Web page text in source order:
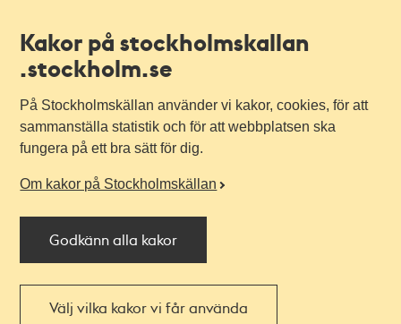
Kakor på stockholmskallan
.stockholm.se
På Stockholmskällan använder vi kakor, cookies, för att
sammanställa statistik och för att webbplatsen ska
fungera på ett bra sätt för dig.
Om kakor på Stockholmskällan
Godkänn alla kakor
Välj vilka kakor vi får använda